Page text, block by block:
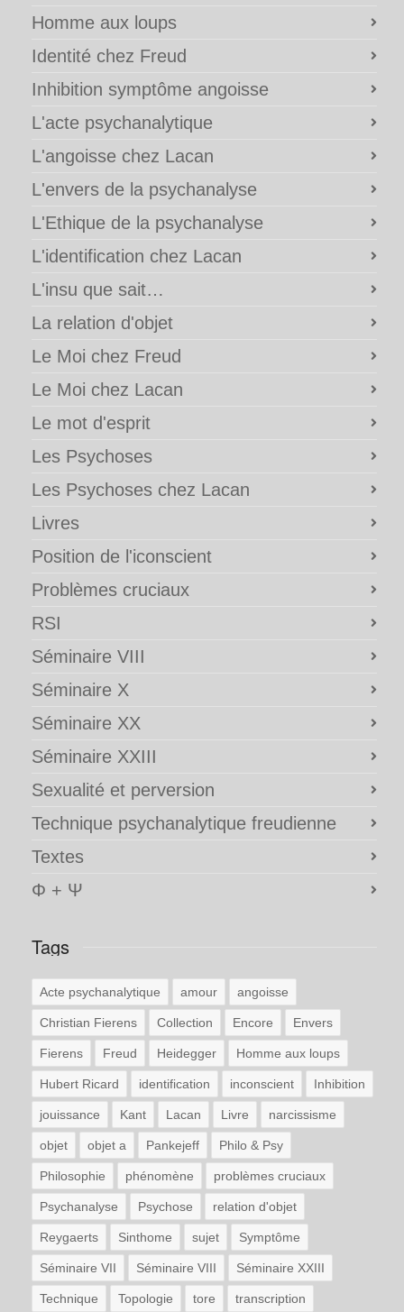
Homme aux loups
Identité chez Freud
Inhibition symptôme angoisse
L'acte psychanalytique
L'angoisse chez Lacan
L'envers de la psychanalyse
L'Ethique de la psychanalyse
L'identification chez Lacan
L'insu que sait…
La relation d'objet
Le Moi chez Freud
Le Moi chez Lacan
Le mot d'esprit
Les Psychoses
Les Psychoses chez Lacan
Livres
Position de l'iconscient
Problèmes cruciaux
RSI
Séminaire VIII
Séminaire X
Séminaire XX
Séminaire XXIII
Sexualité et perversion
Technique psychanalytique freudienne
Textes
Φ + Ψ
Tags
Acte psychanalytique amour angoisse
Christian Fierens Collection Encore Envers
Fierens Freud Heidegger Homme aux loups
Hubert Ricard identification inconscient Inhibition
jouissance Kant Lacan Livre narcissisme
objet objet a Pankejeff Philo & Psy
Philosophie phénomène problèmes cruciaux
Psychanalyse Psychose relation d'objet
Reygaerts Sinthome sujet Symptôme
Séminaire VII Séminaire VIII Séminaire XXIII
Technique Topologie tore transcription